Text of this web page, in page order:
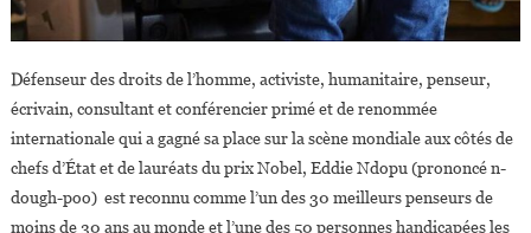
Défenseur des droits de l’homme, activiste, humanitaire, penseur,
écrivain, consultant et conférencier primé et de renommée
internationale qui a gagné sa place sur la scène mondiale aux côtés de
chefs d’État et de lauréats du prix Nobel, Eddie Ndopu (prononcé n-
dough-poo) est reconnu comme l’un des 30 meilleurs penseurs de
moins de 30 ans au monde et l’une des 50 personnes handicapées les